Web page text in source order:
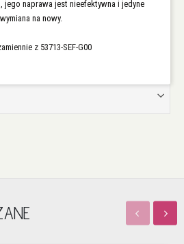
jego naprawa jest nieefektywna i jedyne
na nowy.
z 53713-SEF-G00